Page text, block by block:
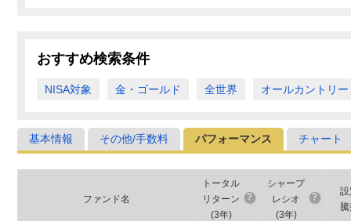
おすすめ検索条件
NISA対象 金・ゴールド 全世界 オールカントリー
基本情報 その他/手数料 パフォーマンス チャート
ファンド名
トータル
リターン
(3年)
シャープ
レシオ
(3年)